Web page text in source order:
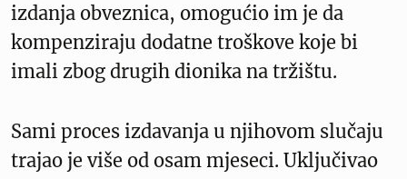
izdanja obveznica, omogućio im je da
kompenziraju dodatne troškove koje bi
imali zbog drugih dionika na tržištu.
Sami proces izdavanja u njihovom slučaju
trajao je više od osam mjeseci. Uključivao